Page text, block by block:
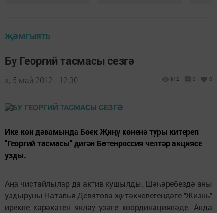
ҖӘМГЫЯТЬ
Бу Георгий тасмасы сезгә
х, 5 май 2012 - 12:30 912 0 0
Ике көн дәвамында Бөек Җиңү көненә туры китереп
"Георгий тасмасы" дигән Бөтенроссия челтәр акциясе
узды.
Аңа чистайлылар да актив кушылды. Шәһәребездә аны
уздыруны Наталья Девятова җитәкчелегендәге "Жизнь"
ирекле хәрәкәтен яклау үзәге координацияләде. Анда